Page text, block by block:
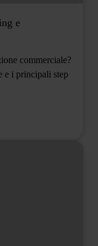
e
commerciale?
e i principali step